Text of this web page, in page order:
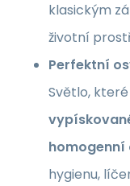
klasickým
životní
Perfektní
Světlo,
homogenní
hygienu,